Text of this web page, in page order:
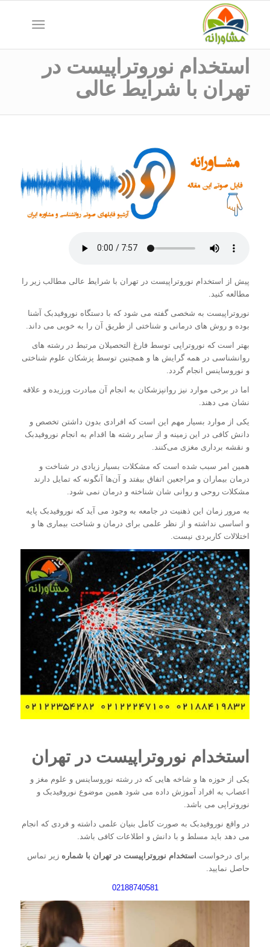
استخدام نوروتراپیست در
تهران با شرایط عالی
پیش از استخدام نوروتراپیست در تهران با شرایط عالی مطالب زیر را
مطالعه کنید.
نوروتراپیست به شخصی گفته می شود که با دستگاه نوروفیدبک آشنا
بوده و روش های درمانی و شناختی از طریق آن را به خوبی می داند.
بهتر است که نوروتراپی توسط فارغ التحصیلان مرتبط در رشته های
روانشناسی در همه گرایش ها و همچنین توسط پزشکان علوم شناختی
و نوروساینس انجام گردد.
اما در برخی موارد نیز روانپزشکان به انجام آن مبادرت ورزیده و علاقه
نشان می‌ دهند.
یکی از موارد بسیار مهم این است که افرادی بدون داشتن تخصص و
دانش کافی در این زمینه و از سایر رشته ها اقدام به انجام نوروفیدبک
و نقشه برداری مغزی می‌کنند.
همین امر سبب شده است که مشکلات بسیار زیادی در شناخت و
درمان بیماران و مراجعین اتفاق بیفتد و آن‌ها آنگونه که تمایل دارند
مشکلات روحی و روانی شان شناخته و درمان نمی شود.
به مرور زمان این ذهنیت در جامعه به وجود می آید که نوروفیدبک پایه
و اساسی نداشته و از نظر علمی برای درمان و شناخت بیماری ها و
اختلالات کاربردی نیست.
استخدام نوروتراپیست در تهران
یکی از حوزه ها و شاخه هایی که در رشته نوروساینس و علوم مغز و
اعصاب به افراد آموزش داده می شود همین موضوع نوروفیدبک و
نوروتراپی می باشد.
در واقع نوروفیدبک به صورت کامل بنیان علمی داشته و فردی که انجام
می ‌دهد باید مسلط و با دانش و اطلاعات کافی باشد.
برای درخواست استخدام نوروتراپیست در تهران با شماره زیر تماس
حاصل نمایید.
02188740581